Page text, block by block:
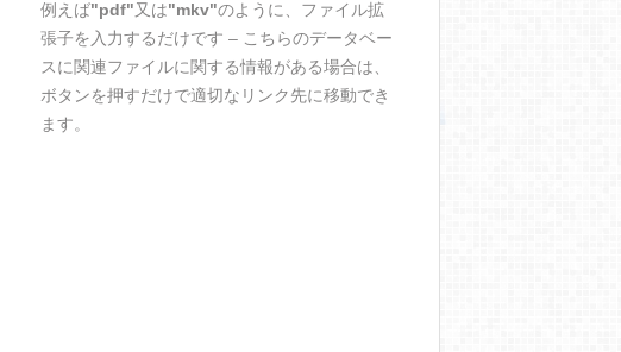
例えば"pdf"又は"mkv"のように、ファイル拡
張子を入力するだけです – こちらのデータベー
スに関連ファイルに関する情報がある場合は、
ボタンを押すだけで適切なリンク先に移動でき
ます。